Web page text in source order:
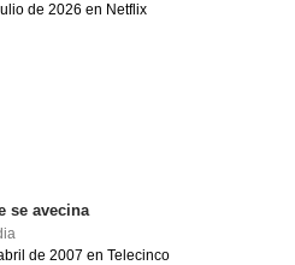
de 2026 en Netflix
se avecina
de 2007 en Telecinco